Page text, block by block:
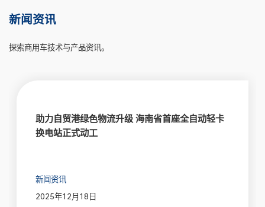
新闻资讯
探索商用车技术与产品资讯。
助力自贸港绿色物流升级 海南省首座全自动轻卡
换电站正式动工
新闻资讯
2025年12月18日